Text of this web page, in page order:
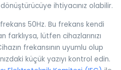
ihtiyacınız olabilir.
50Hz. Bu frekans kendi
farklıysa, lütfen cihazlarınızı
frekansının uyumlu olup
küçük yazıyı kontrol edin.